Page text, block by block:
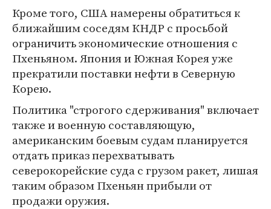
Кроме того, США намерены обратиться к
ближайшим соседям КНДР с просьбой
ограничить экономические отношения с
Пхеньяном. Япония и Южная Корея уже
прекратили поставки нефти в Северную
Корею.
Политика "строгого сдерживания" включает
также и военную составляющую,
американским боевым судам планируется
отдать приказ перехватывать
северокорейские суда с грузом ракет, лишая
таким образом Пхеньян прибыли от
продажи оружия.